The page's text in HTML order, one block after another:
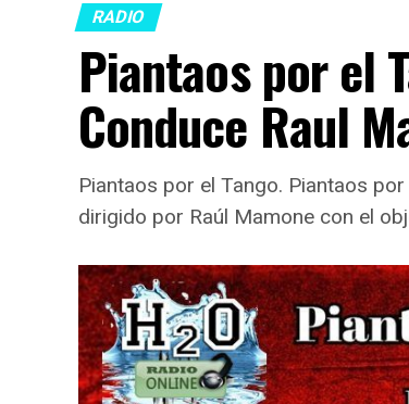
RADIO
Piantaos por el
Conduce Raul
Piantaos por el Tango. Piantaos
dirigido por Raúl Mamone con el